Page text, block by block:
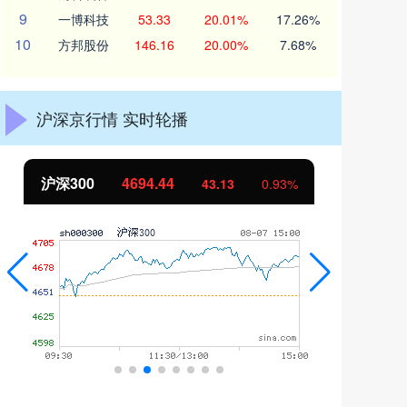
9 一博科技 53.33 20.01% 17.26%
10 方邦股份 146.16 20.00% 7.68%
沪深京行情 实时轮播
北证50 1134.24 11.37 1.01%